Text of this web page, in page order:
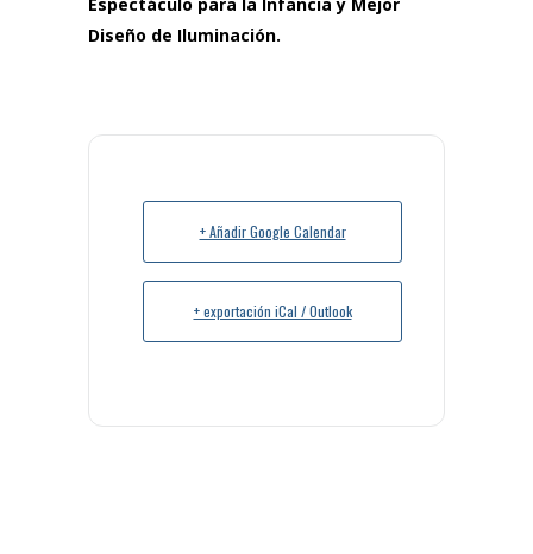
Diseño de Iluminación.
+ Añadir Google Calendar
+ exportación iCal / Outlook